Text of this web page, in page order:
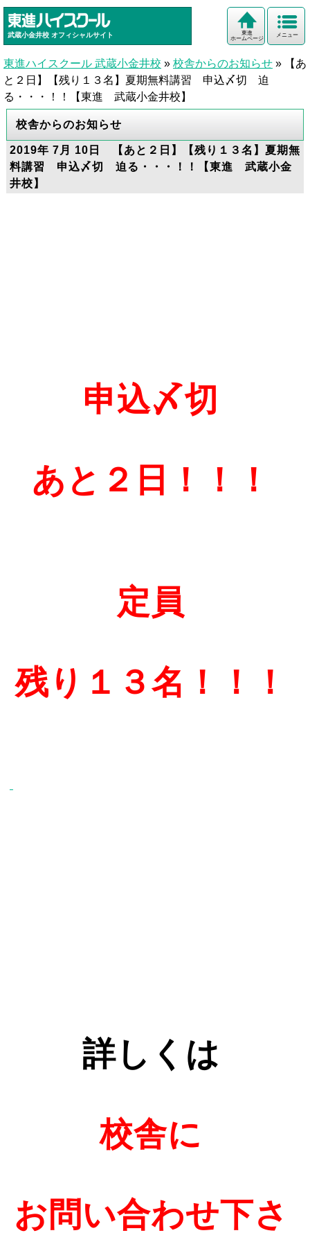
武蔵小金井校 オフィシャルサイト メニュー
東進
ホームページ
東進ハイスクール 武蔵小金井校 » 校舎からのお知らせ »
【あ
と２日】【残り１３名】夏期無料講習 申込〆切 迫
る・・・！！【東進 武蔵小金井校】
校舎からのお知らせ
2019年 7月 10日 【あと２日】【残り１３名】夏期無
料講習 申込〆切 迫る・・・！！【東進 武蔵小金
井校】
申込〆切
あと２ 日！！！
定員
残り１３名！！！
詳しくは
校舎に
お問い合わせ下さ